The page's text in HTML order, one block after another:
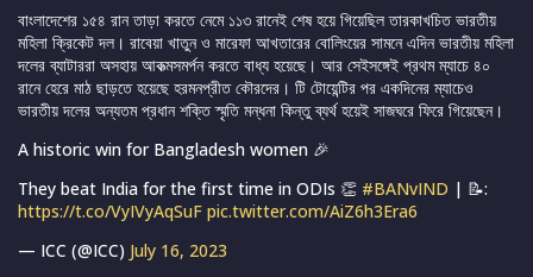
বাংলাদেশের ১৫৪ রান তাড়া করতে নেমে ১১৩ রানেই শেষ হয়ে গিয়েছিল তারকাখচিত ভারতীয়
মহিলা ক্রিকেট দল। রাবেয়া খাতুন ও মারেফা আখতারের বোলিংয়ের সামনে এদিন ভারতীয় মহিলা
দলের ব্যাটাররা অসহায় আকত্মসমর্পন করতে বাধ্য হয়েছে। আর সেইসঙ্গেই প্রথম ম্যাচে ৪০
রানে হেরে মাঠ ছাড়তে হয়েছে হরমনপ্রীত কৌরদের। টি টোয়েন্টির পর একদিনের ম্যাচেও
ভারতীয় দলের অন্যতম প্রধান শক্তি স্মৃতি মন্ধনা কিন্তু ব্যর্থ হয়েই সাজঘরে ফিরে গিয়েছেন।
A historic win for Bangladesh women 🎉
They beat India for the first time in ODIs 👏 #BANvIND | 📝:
https://t.co/VyIVyAqSuF pic.twitter.com/AiZ6h3Era6
— ICC (@ICC) July 16, 2023